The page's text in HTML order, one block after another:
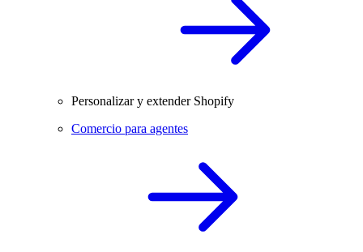
Personalizar y extender Shopify
Comercio para agentes